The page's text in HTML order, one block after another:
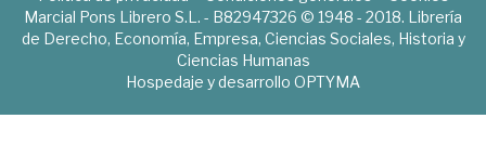
Marcial Pons Librero S.L. - B82947326 © 1948 - 2018. Librería
de Derecho, Economía, Empresa, Ciencias Sociales, Historia y
Ciencias Humanas
Hospedaje y desarrollo OPTYMA